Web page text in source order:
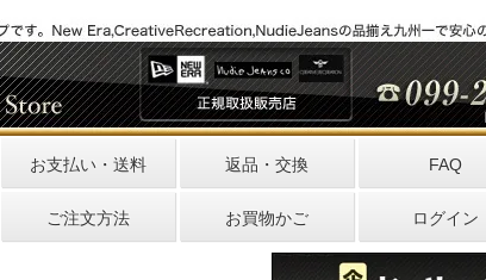
お支払い・送料 返品・交換 FAQ
ご注文方法 お買物かご ログイン